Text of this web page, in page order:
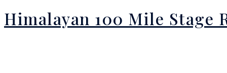
Himalayan 100 Mile Stage